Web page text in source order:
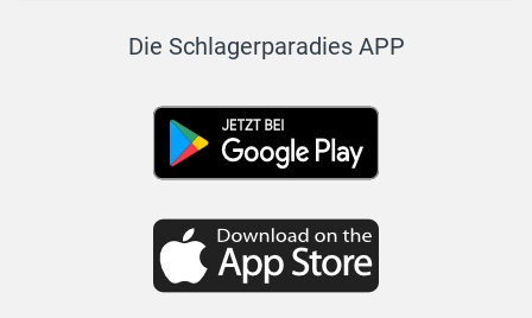
Die Schlagerparadies APP